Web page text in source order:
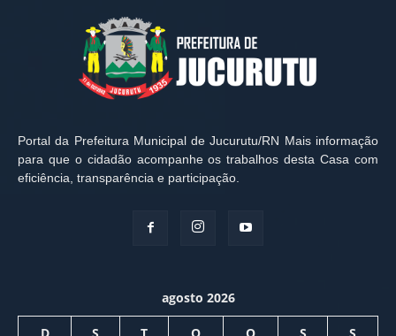
Portal da Prefeitura Municipal de Jucurutu/RN Mais informação
para que o cidadão acompanhe os trabalhos desta Casa com
eficiência, transparência e participação.
agosto 2026